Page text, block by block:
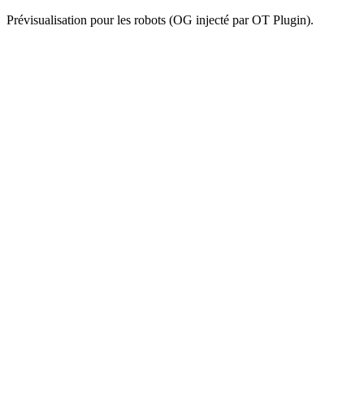
Prévisualisation pour les robots (OG injecté par OT Plugin).